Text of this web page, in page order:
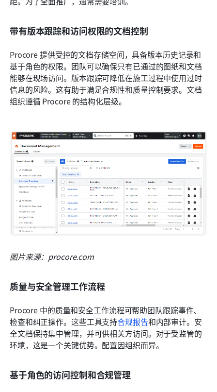
带有版本跟踪和访问权限的文档控制
Procore 提供受控的文档存储空间，具备版本历史记录和
基于角色的权限。团队可以确保只有已通过的图纸和文档
能够在现场访问。版本跟踪可降低在施工过程中使用过时
信息的风险。这有助于满足合规性和质量控制要求。文档
组织遵循 Procore 的结构化层级。
图片来源：procore.com
质量与安全管理工作流程
Procore 中的质量和安全工作流程可帮助团队跟踪事件、
检查和纠正操作。这些工具支持合规报告和内部审计。安
全文档保持集中管理，并可供相关方访问。对于受监管的
环境，这是一个关键优势。配置因组织而异。
基于角色的访问控制和合规管理